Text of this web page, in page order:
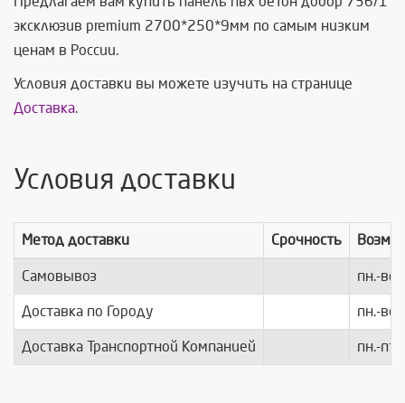
эксклюзив premium 2700*250*9мм по самым низким
ценам в России.
Условия доставки вы можете изучить на странице
Доставка.
Условия доставки
Метод доставки Срочность
Самовывоз пн.-вс.
Доставка по Городу пн.-вс.
Доставка Транспортной Компанией пн.-пт.